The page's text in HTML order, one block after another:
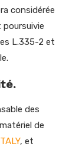
considérée
L.335-2 et
des
de
, et